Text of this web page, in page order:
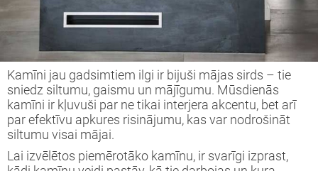
Kamīni jau gadsimtiem ilgi ir bijuši mājas sirds – tie
sniedz siltumu, gaismu un mājīgumu. Mūsdienās
kamīni ir kļuvuši par ne tikai interjera akcentu, bet arī
par efektīvu apkures risinājumu, kas var nodrošināt
siltumu visai mājai.
Lai izvēlētos piemērotāko kamīnu, ir svarīgi izprast,